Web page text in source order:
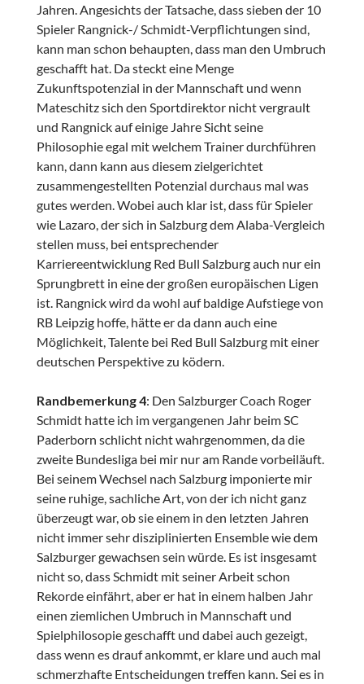
Jahren. Angesichts der Tatsache, dass sieben der 10
Spieler Rangnick-/ Schmidt-Verpflichtungen sind,
kann man schon behaupten, dass man den Umbruch
geschafft hat. Da steckt eine Menge
Zukunftspotenzial in der Mannschaft und wenn
Mateschitz sich den Sportdirektor nicht vergrault
und Rangnick auf einige Jahre Sicht seine
Philosophie egal mit welchem Trainer durchführen
kann, dann kann aus diesem zielgerichtet
zusammengestellten Potenzial durchaus mal was
gutes werden. Wobei auch klar ist, dass für Spieler
wie Lazaro, der sich in Salzburg dem Alaba-Vergleich
stellen muss, bei entsprechender
Karriereentwicklung Red Bull Salzburg auch nur ein
Sprungbrett in eine der großen europäischen Ligen
ist. Rangnick wird da wohl auf baldige Aufstiege von
RB Leipzig hoffe, hätte er da dann auch eine
Möglichkeit, Talente bei Red Bull Salzburg mit einer
deutschen Perspektive zu ködern.
Randbemerkung 4: Den Salzburger Coach Roger
Schmidt hatte ich im vergangenen Jahr beim SC
Paderborn schlicht nicht wahrgenommen, da die
zweite Bundesliga bei mir nur am Rande vorbeiläuft.
Bei seinem Wechsel nach Salzburg imponierte mir
seine ruhige, sachliche Art, von der ich nicht ganz
überzeugt war, ob sie einem in den letzten Jahren
nicht immer sehr disziplinierten Ensemble wie dem
Salzburger gewachsen sein würde. Es ist insgesamt
nicht so, dass Schmidt mit seiner Arbeit schon
Rekorde einfährt, aber er hat in einem halben Jahr
einen ziemlichen Umbruch in Mannschaft und
Spielphilosopie geschafft und dabei auch gezeigt,
dass wenn es drauf ankommt, er klare und auch mal
schmerzhafte Entscheidungen treffen kann. Sei es in